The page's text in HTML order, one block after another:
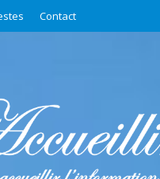
Contact